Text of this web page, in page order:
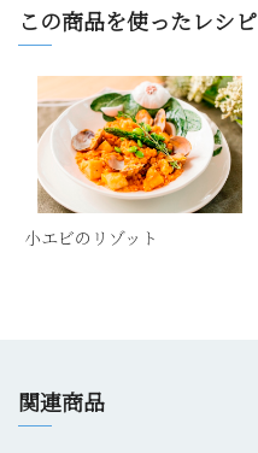
この商品を使ったレシピ
小エビのリゾット
関連商品